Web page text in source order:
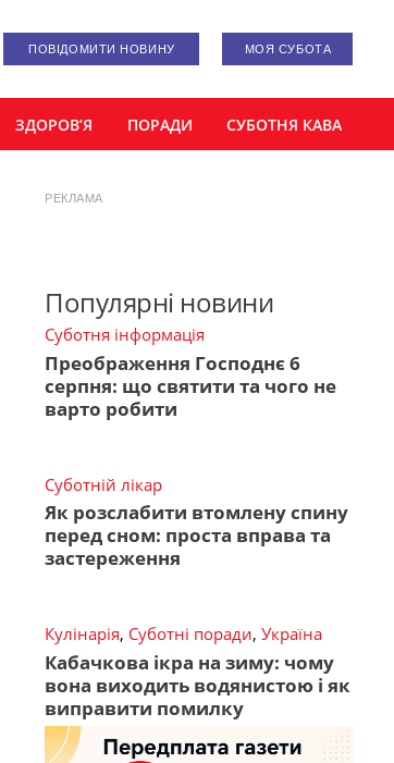
ПОВІДОМИТИ НОВИНУ МОЯ СУБОТА
ЗДОРОВ’Я ПОРАДИ СУБОТНЯ КАВА
РЕКЛАМА
Популярні новини
Суботня інформація
Преображення Господнє 6
серпня: що святити та чого не
варто робити
Суботній лікар
Як розслабити втомлену спину
перед сном: проста вправа та
застереження
Кулінарія, Суботні поради, Україна
Кабачкова ікра на зиму: чому
вона виходить водянистою і як
виправити помилку